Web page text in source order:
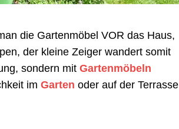
die Gartenmöbel VOR das Haus,
der kleine Zeiger wandert somit
sondern mit Gartenmöbeln
im Garten oder auf der Terrasse